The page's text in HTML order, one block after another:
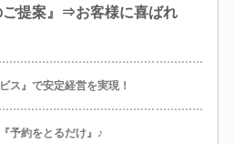
提案』⇒お客様に喜ばれ
ス』で安定経営を実現！
予約をとるだけ』♪